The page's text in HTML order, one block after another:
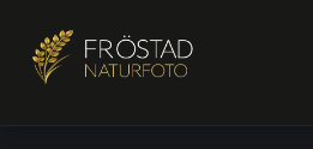
Artiklar om naturfoto
Teknik & utrustning
Frost & motljus, en perfekt kombination!